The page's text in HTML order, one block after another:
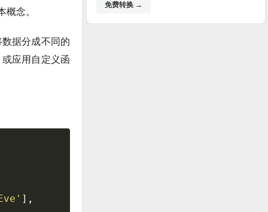
概念。
据分成不同的
应用自定义函
] ,
免费转换 →